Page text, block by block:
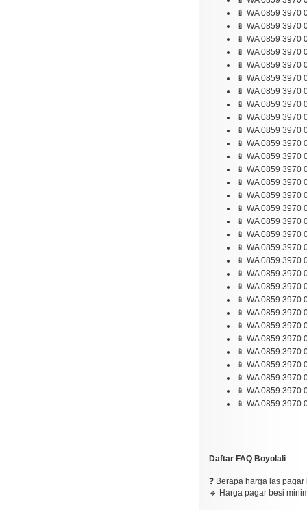
📱 WA 0859 3970
📱 WA 0859
📱 WA 0859 3970
📱 WA 0859 3970
📱 WA 0859 3970
📱 WA 0859 3970
📱 WA 0859 3970
📱 WA 0859
📱 WA 0859 3970
📱 WA 0859 3970
📱 WA 0859
📱 WA 0859 3970
📱 WA 0859 3970
📱 WA 0859 3970
📱 WA 0859 3970
📱 WA 0859
📱 WA 0859 3970
📱 WA 0859
📱 WA 0859
📱 WA 0859 3970
📱 WA 0859 3970
📱 WA 0859 3970
📱 WA 0859 3970
📱 WA 0859 3970
📱 WA 0859 3970
📱 WA 0859
📱 WA 0859
📱 WA 0859 3970
📱 WA 0859
📱 WA 0859 3970
📱 WA 0859
Daftar FAQ Boyolali
❓ Berapa harga las
🔹 Harga pagar besi